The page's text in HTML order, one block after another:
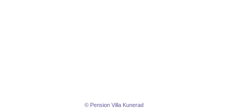
© Pension Villa Kunerad